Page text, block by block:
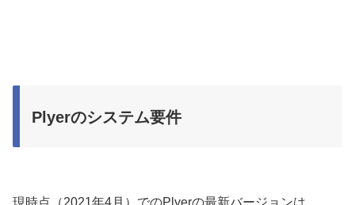
Plyerのシステム要件
現時点（2021年4月）でのPlyerの最新バージョンは、